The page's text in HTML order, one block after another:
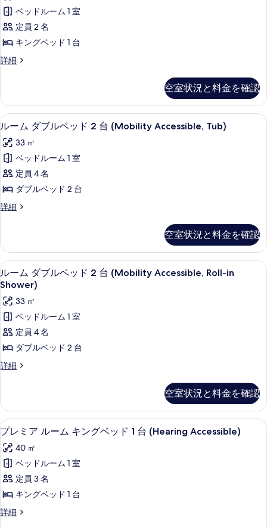
真
を
表
示
す
ド
ル
ー
ム
べ
て
の
写
真
を
表
示
る
ッ
ド
ー
細
ブ
ル
ー
ム
キ
グ
ベ
ッ
ド
台
(Hearing
Accessible)
の
べ
て
の
写
真
を
表
示
す
ベッドルーム 1 室
定員 2 名
キングベッド 1 台
詳細
ク
ー
ム
キ
グ
ベ
ド
(Hearing
細
空室状況と料金を確認
ル
ー
ム
ダ
ブ
ル
ベ
ド
2
台
(Mobility
Accessible,
Tub)
の
す
べ
写
真
を
表
示
す
る
1 室のベッドルーム、高級寝具、羽
8
ルーム ダブルベッド 2 台 (Mobility Accessible, Tub)
33 ㎡
ベッドルーム 1 室
定員 4 名
ダブルベッド 2 台
詳細
ル
ブ
ル
ベ
ッ
2
台
(Mobility
Accessible,
Tub)
詳
空室状況と料金を確認
ル
ー
ム
ダ
ブ
ル
ベ
2
台
(Mobility
Accessible,
Roll-
in
Shower)
す
1 室のベッドルーム、高級寝具、羽
6
ルーム ダブルベッド 2 台 (Mobility Accessible, Roll-in
Shower)
33 ㎡
ベッドルーム 1 室
定員 4 名
ダブルベッド 2 台
詳細
ル
ブ
ル
ベ
ド
2
(Mobility
Accessible,
in
空室状況と料金を確認
プ
レ
ミ
ア
ル
ー
ム
1 室のベッドルーム、高級寝具、羽
4
プレミア ルーム キングベッド 1 台 (Hearing Accessible)
40 ㎡
ベッドルーム 1 室
定員 3 名
キングベッド 1 台
詳細
プ